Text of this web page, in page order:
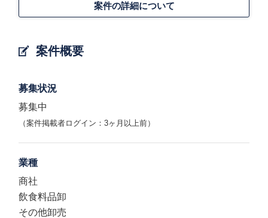
案件概要
案件の詳細について
募集状況
募集中
（案件掲載者ログイン：3ヶ月以上前）
業種
商社
飲食料品卸
その他卸売